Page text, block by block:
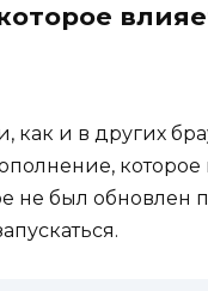
и в других
не был обновлен